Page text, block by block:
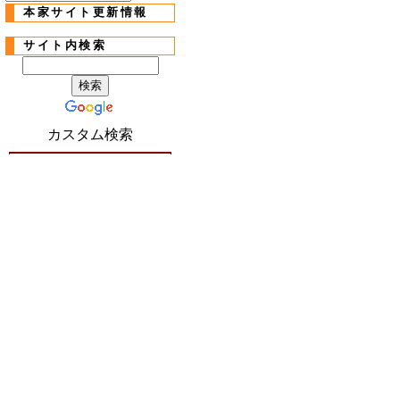
本家サイト更新情報
サイト内検索
カスタム検索